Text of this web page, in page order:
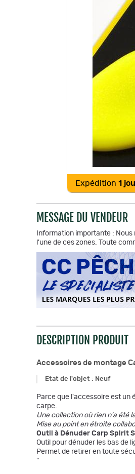
Expédition 1
MESSAGE DU VENDEUR
Information importante :
l'une de ces zones. Toute
DESCRIPTION PRODUIT
Accessoires de montage
Etat de l'objet : Neuf
Parce que l'accessoire est un
carpe.
Une collection où rien n'a été
Mise au point en étroite
Outil à Dénuder Carp Spirit
Outil pour dénuder les bas de
Permet de retirer en toute
"